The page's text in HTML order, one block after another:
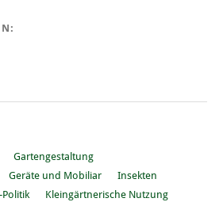
Gartengestaltung
Geräte und Mobiliar
Insekten
Kleingärtnerische Nutzung